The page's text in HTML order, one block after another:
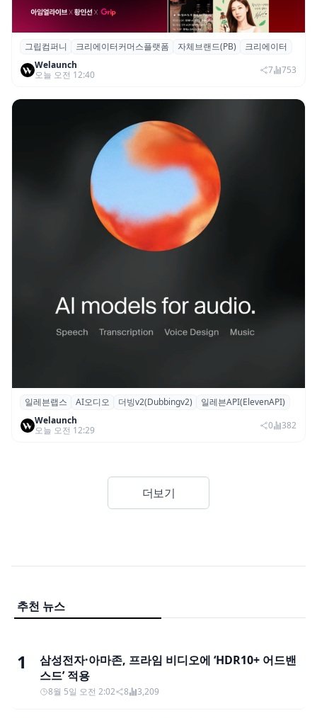
그립, 크리에이터·브랜드 협업 브랜드(PB)
진행...첫 콜라보 2시간 만에 완판
그립컴퍼니 크리에이터커머스플랫폼 자체브랜드(PB)
크리에이터
Welaunch
오늘 오전 12:40
7 753
일레븐랩스, 감정·퍼포먼스 재현하는 ‘더빙
v2’ API 공개
일레븐랩스 AI오디오 더빙v2(Dubbingv2)
일레븐API(ElevenAPI)
Welaunch
오늘 오전 12:29
0 382
더보기
추천 뉴스
1
삼성전자·아마존, 프라임 비디오에 ‘HDR10+ 어드밴
스드’ 적용
8월 5일 오전 2:02 8 3,209